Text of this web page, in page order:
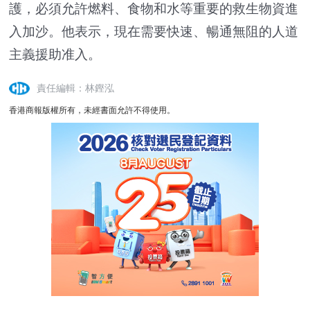
護，必須允許燃料、食物和水等重要的救生物資進
入加沙。他表示，現在需要快速、暢通無阻的人道
主義援助准入。
責任編輯：林鏗泓
香港商報版權所有，未經書面允許不得使用。